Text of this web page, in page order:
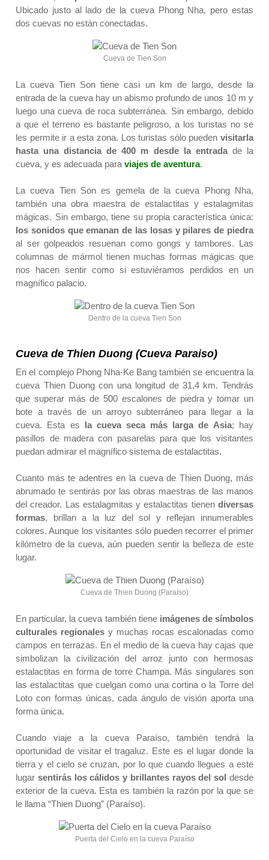
Ubicado justo al lado de la cueva Phong Nha, pero estas
dos cuevas no están conectadas.
Cueva de Tien Son
La cueva Tien Son tiene casi un km de largo, desde la
entrada de la cueva hay un abismo profundo de unos 10 m y
luego una cueva de roca subterránea. Sin embargo, debido
a que el terreno es bastante peligroso, a los turistas no se
les permite ir a esta zona. Los turistas sólo pueden visitarla
hasta una distancia de 400 m desde la entradade la
cueva, y es adecuada paraviajes de aventura.
La cueva Tien Son es gemela de la cueva Phong Nha,
también una obra maestra de estalactitas y estalagmitas
mágicas. Sin embargo, tiene su propia característica única:
los sonidos que emanan de las losas y pilares de piedra
al ser golpeados resuenan como gongs y tambores. Las
columnas de mármol tienen muchas formas mágicas que
nos hacen sentir como si estuviéramos perdidos en un
magnífico palacio.
Dentro de la cueva Tien Son
Cueva de Thien Duong (Cueva Paraiso)
En el complejo Phong Nha-Ke Bang también se encuentra la
cueva Thien Duong con una longitud de 31,4 km. Tendrás
que superar más de 500 escalones de piedra y tomar un
bote a través de un arroyo subterráneo para llegar a la
cueva. Esta es la cueva seca más larga de Asia; hay
pasillos de madera con pasarelas para que los visitantes
puedan admirar el magnífico sistema de estalactitas.
Cuanto más te adentres en la cueva de Thien Duong, más
abrumado te sentirás por las obras maestras de las manos
del creador. Las estalagmitas y estalactitas tienen diversas
formas, brillan a la luz del sol y reflejan innumerables
colores. Aunque los visitantes sólo pueden recorrer el primer
kilómetro de la cueva, aún pueden sentir la belleza de este
lugar.
Cueva de Thien Duong (Paraíso)
En particular, la cueva también tieneimágenes de símbolos
culturales regionales y muchas rocas escalonadas como
campos en terrazas. En el medio de la cueva hay cajas que
simbolizan la civilización del arroz junto con hermosas
estalactitas en forma de torre Champa. Más singulares son
las estalactitas que cuelgan como una cortina o la Torre del
Loto con formas únicas, cada ángulo de visión aporta una
forma única.
Cuando viaje a la cueva Paraíso, también tendrá la
oportunidad de visitar el tragaluz. Este es el lugar donde la
tierra y el cielo se cruzan, por lo que cuando llegues a este
lugar sentirás los cálidos y brillantes rayos del sol desde
exterior de la cueva. Esta es también la razón por la que se
le llama “Thien Duong” (Paraíso).
Puerta del Cielo en la cueva Paraíso